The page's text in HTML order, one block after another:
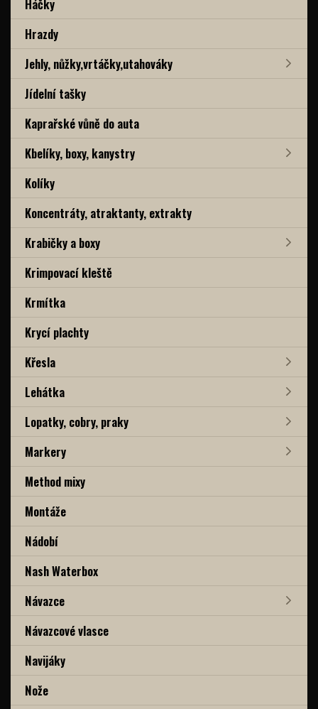
Háčky
Hrazdy
Jehly, nůžky,vrtáčky,utahováky
Jídelní tašky
Kaprařské vůně do auta
Kbelíky, boxy, kanystry
Kolíky
Koncentráty, atraktanty, extrakty
Krabičky a boxy
Krimpovací kleště
Krmítka
Krycí plachty
Křesla
Lehátka
Lopatky, cobry, praky
Markery
Method mixy
Montáže
Nádobí
Nash Waterbox
Návazce
Návazcové vlasce
Navijáky
Nože